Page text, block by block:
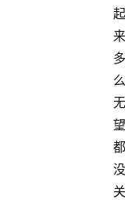
起
来
多
么
无
望
都
没
关